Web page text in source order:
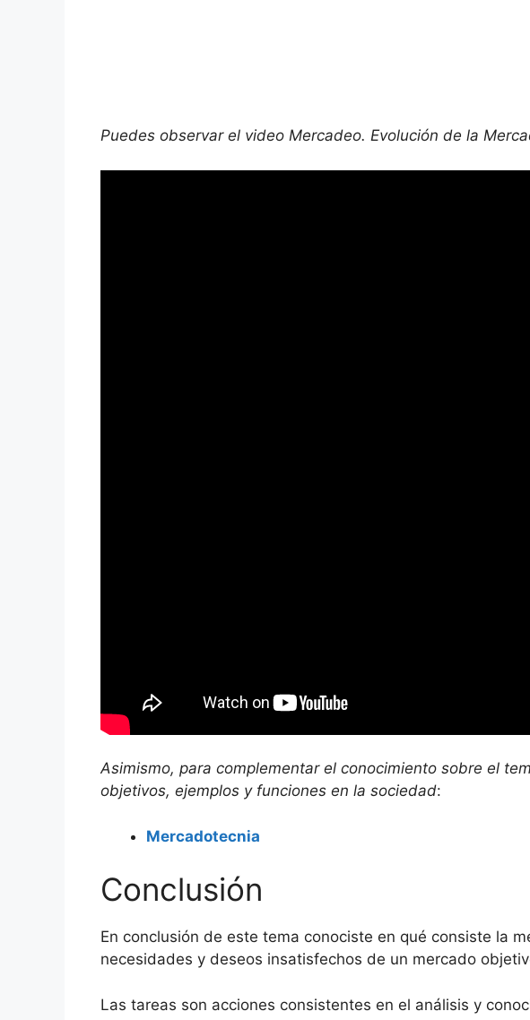
Puedes observar el video Mercadeo. Evolución de la
Asimismo, para complementar el conocimiento sobre el
objetivos, ejemplos y funciones en la sociedad:
Mercadotecnia
Conclusión
En conclusión de este tema conociste en qué consiste la
necesidades y deseos insatisfechos de un mercado
Las tareas son acciones consistentes en el análisis y